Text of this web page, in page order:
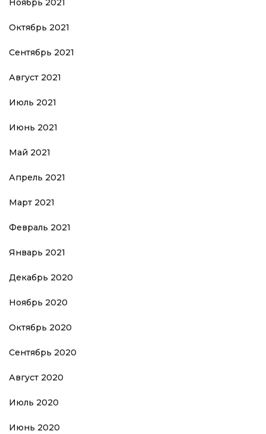
Ноябрь 2021
Октябрь 2021
Сентябрь 2021
Август 2021
Июль 2021
Июнь 2021
Май 2021
Апрель 2021
Март 2021
Февраль 2021
Январь 2021
Декабрь 2020
Ноябрь 2020
Октябрь 2020
Сентябрь 2020
Август 2020
Июль 2020
Июнь 2020